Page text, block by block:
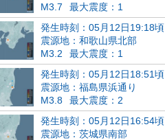
M3.7
最大震度：1
発生時刻：05月12日19:18頃
震源地：和歌山県北部
M3.2
最大震度：1
発生時刻：05月12日18:51頃
震源地：福島県浜通り
M3.8
最大震度：2
発生時刻：05月12日16:54頃
震源地：茨城県南部